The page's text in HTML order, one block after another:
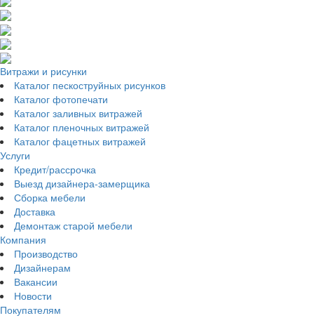
Витражи и рисунки
Каталог пескоструйных рисунков
Каталог фотопечати
Каталог заливных витражей
Каталог пленочных витражей
Каталог фацетных витражей
Услуги
Кредит/рассрочка
Выезд дизайнера-замерщика
Сборка мебели
Доставка
Демонтаж старой мебели
Компания
Производство
Дизайнерам
Вакансии
Новости
Покупателям